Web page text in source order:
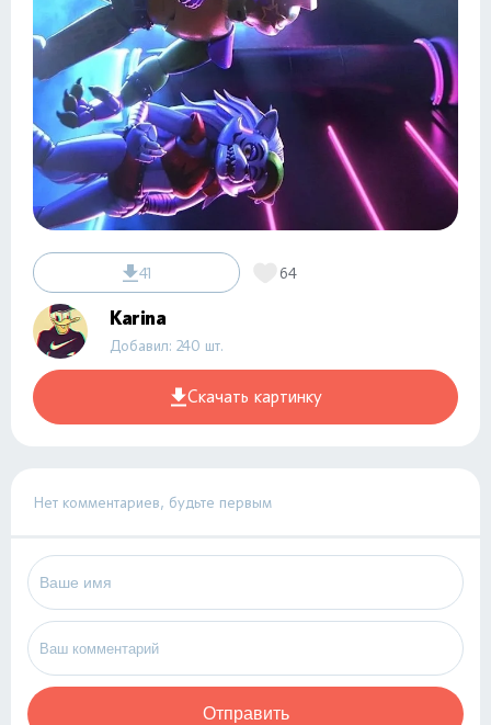
41 64
Karina
Добавил: 240 шт.
Скачать картинку
Нет комментариев, будьте первым
Отправить